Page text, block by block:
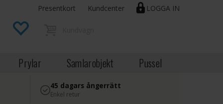
LOGGA IN
Presentkort Kundcenter
Prylar Samlarobjekt Pussel
45 dagars ångerrätt
Enkel retur